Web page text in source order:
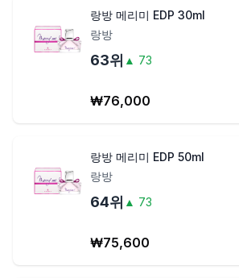
랑방 메리미 EDP 30ml
랑방
63위 ▲ 73
₩76,000
랑방 메리미 EDP 50ml
랑방
64위 ▲ 73
₩75,600